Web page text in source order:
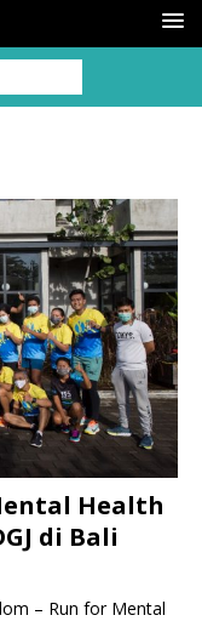
Health
di Bali
– Run for Mental